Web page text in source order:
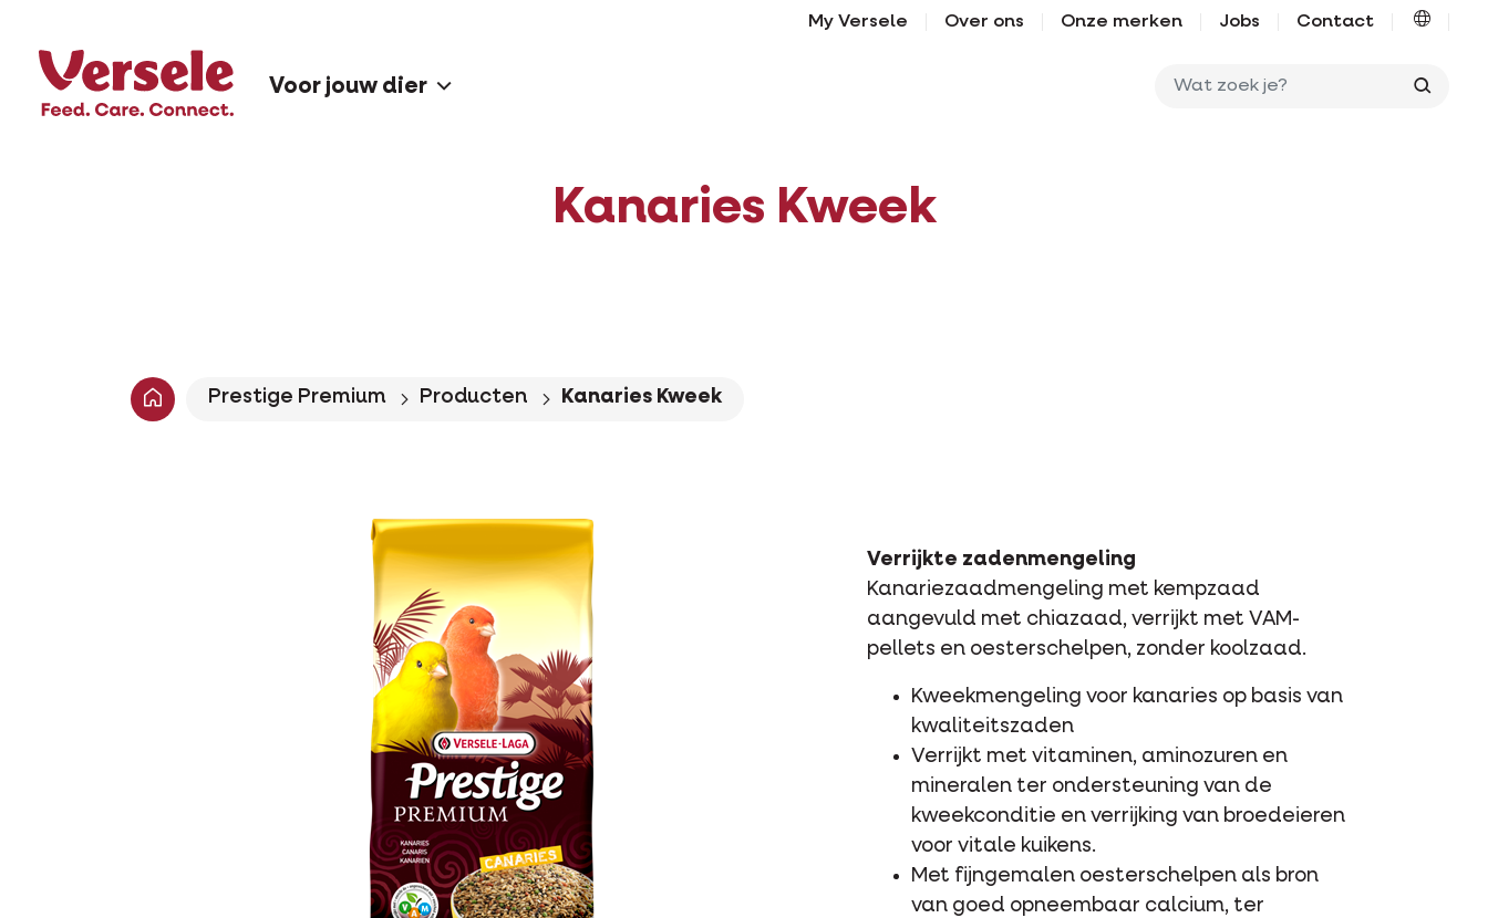
My Versele Over ons Onze merken Jobs Contact
Voor jouw dier
Kanaries Kweek
Prestige Premium Producten Kanaries Kweek
Verrijkte zadenmengeling
Kanariezaadmengeling met kempzaad
aangevuld met chiazaad, verrijkt met VAM-
pellets en oesterschelpen, zonder koolzaad.
Kweekmengeling voor kanaries op basis van
kwaliteitszaden
Verrijkt met vitaminen, aminozuren en
mineralen ter ondersteuning van de
kweekconditie en verrijking van broedeieren
voor vitale kuikens.
Met fijngemalen oesterschelpen als bron
van goed opneembaar calcium, ter